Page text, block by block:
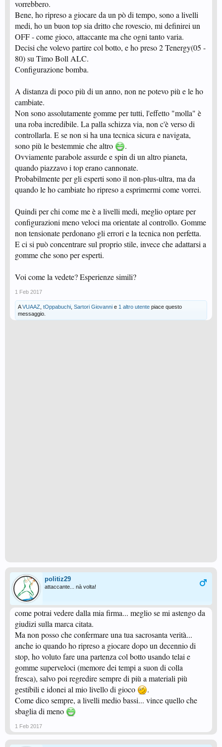
vorrebbero.
Bene, ho ripreso a giocare da un pò di tempo, sono a livelli
medi, ho un buon top sia dritto che rovescio, mi definirei un
OFF - come gioco, attaccante ma che ogni tanto varia.
Decisi che volevo partire col botto, e ho preso 2 Tenergy(05 -
80) su Timo Boll ALC.
Configurazione bomba.
A distanza di poco più di un anno, non ne potevo più e le ho
cambiate.
Non sono assolutamente gomme per tutti, l'effetto "molla" è
una roba incredibile. La palla schizza via, non c'è verso di
controllarla. E se non si ha una tecnica sicura e navigata,
sono più le bestemmie che altro
.
Ovviamente parabole assurde e spin di un altro pianeta,
quando piazzavo i top erano cannonate.
Probabilmente per gli esperti sono il non-plus-ultra, ma da
quando le ho cambiate ho ripreso a esprimermi come vorrei.
Quindi per chi come me è a livelli medi, meglio optare per
configurazioni meno veloci ma orientate al controllo. Gomme
non tensionate perdonano gli errori e la tecnica non perfetta.
E ci si può concentrare sul proprio stile, invece che adattarsi a
gomme che sono per esperti.
Voi come la vedete? Esperienze simili?
1 Feb 2017
AVUAAZ tOppabuchi Sartori Giovanni e 1 altro utente piace questo
messaggio.
politiz29
attaccante... nà volta!
come potrai vedere dalla mia firma... meglio se mi astengo da
giudizi sulla marca citata.
Ma non posso che confermare una tua sacrosanta verità...
anche io quando ho ripreso a giocare dopo un decennio di
stop, ho voluto fare una partenza col botto usando telai e
gomme superveloci (memore dei tempi a suon di colla
fresca), salvo poi regredire sempre di più a materiali più
gestibili e idonei al mio livello di gioco
.
Come dico sempre, a livelli medio bassi... vince quello che
sbaglia di meno
1 Feb 2017